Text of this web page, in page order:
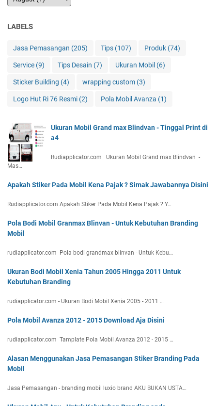
LABELS
Jasa Pemasangan (205) Tips (107) Produk (74)
Service (9) Tips Desain (7) Ukuran Mobil (6)
Sticker Building (4) wrapping custom (3)
Logo Hut Ri 76 Resmi (2) Pola Mobil Avanza (1)
Ukuran Mobil Grand max Blindvan - Tinggal Print di
a4
Rudiapplicator.com Ukuran Mobil Grand max Blindvan -
Mas…
Apakah Stiker Pada Mobil Kena Pajak ? Simak Jawabannya Disini
Rudiapplicator.com Apakah Stiker Pada Mobil Kena Pajak ? Y…
Pola Bodi Mobil Granmax Blinvan - Untuk Kebutuhan Branding
Mobil
rudiapplicator.com Pola bodi grandmax blinvan - Untuk Kebu…
Ukuran Bodi Mobil Xenia Tahun 2005 Hingga 2011 Untuk
Kebutuhan Branding
rudiapplicator.com - Ukuran Bodi Mobil Xenia 2005 - 2011 …
Pola Mobil Avanza 2012 - 2015 Download Aja Disini
rudiapplicator.com Tamplate Pola Mobil Avanza 2012 - 2015 …
Alasan Menggunakan Jasa Pemasangan Stiker Branding Pada
Mobil
Jasa Pemasangan - branding mobil luxio brand AKU BUKAN USTA…